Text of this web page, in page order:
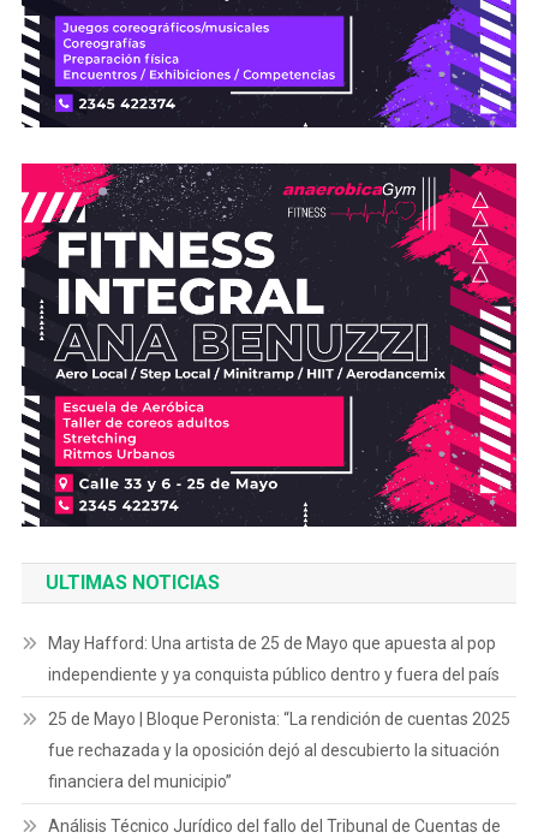
ULTIMAS NOTICIAS
May Hafford: Una artista de 25 de Mayo que apuesta al pop
independiente y ya conquista público dentro y fuera del país
25 de Mayo | Bloque Peronista: “La rendición de cuentas 2025
fue rechazada y la oposición dejó al descubierto la situación
financiera del municipio”
Análisis Técnico Jurídico del fallo del Tribunal de Cuentas de